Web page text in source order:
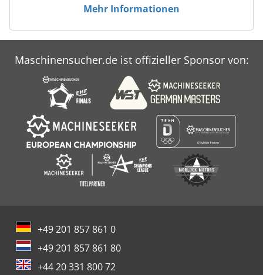
Mehr Informationen
Maschinensucher.de ist offizieller Sponsor von:
+49 201 857 861 0
+49 201 857 861 80
+44 20 331 800 72